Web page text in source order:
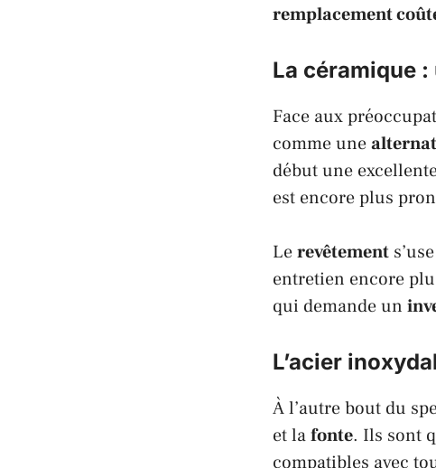
remplacement
La céramique
Face aux
comme une
début une
est encore plus
Lerevêtement
entretien encore
qui demande un
L’acier
À l’autre bout du
et lafonte. Ils sont
compatibles avec